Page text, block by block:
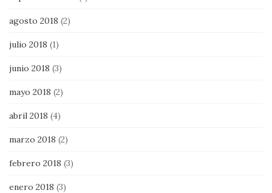
agosto 2018 (2)
julio 2018 (1)
junio 2018 (3)
mayo 2018 (2)
abril 2018 (4)
marzo 2018 (2)
febrero 2018 (3)
enero 2018 (3)